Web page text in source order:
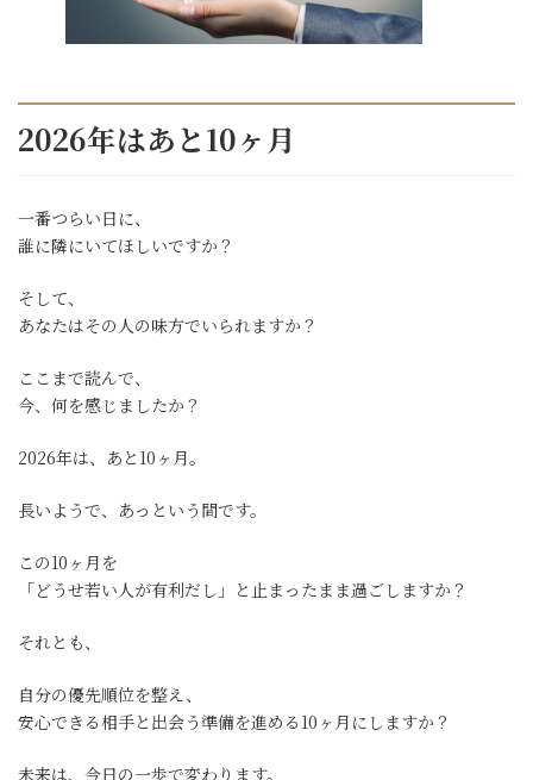
2026年はあと10ヶ月
一番つらい日に、
誰に隣にいてほしいですか？
そして、
あなたはその人の味方でいられますか？
ここまで読んで、
今、何を感じましたか？
2026年は、あと10ヶ月。
長いようで、あっという間です。
この10ヶ月を
「どうせ若い人が有利だし」と止まったまま過ごしますか？
それとも、
自分の優先順位を整え、
安心できる相手と出会う準備を進める10ヶ月にしますか？
未来は、今日の一歩で変わります。